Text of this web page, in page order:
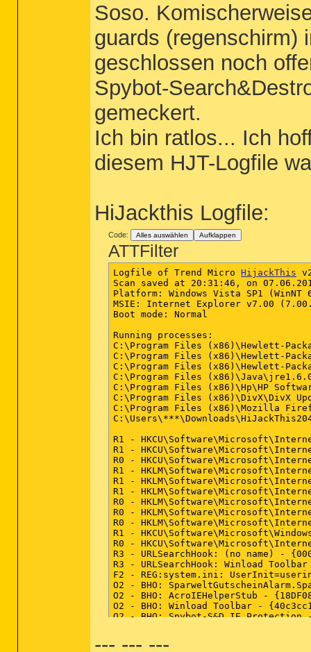
Soso.
guards (regenschirm)
geschlossen noch
Spybot-
gemeckert.
Ich bin ratlos... Ich
diesem HJT-Logfile
HiJackthis Logfile:
Code: Alles auswählen Aufklappen
ATTFilter
Logfile of Trend Micro HijackThis v2.0.4
Scan saved at 20:31:46, on 07.06.2010
Platform: Windows Vista SP1 (WinNT 6.00.1905)
MSIE: Internet Explorer v7.00 (7.00.6001.18444)
Boot mode: Normal

Running processes:
C:\Program Files (x86)\Hewlett-Packard\TouchSmart\Media\TSMAgent.exe
C:\Program Files (x86)\Hewlett-Packard\TouchSmart\Media\Kernel\CLML\CLMLSvc.exe
C:\Program Files (x86)\Hewlett-Packard\HP Quick Launch Buttons\QLBCTRL.exe
C:\Program Files (x86)\Java\jre1.6.0_07\bin\jusched.exe
C:\Program Files (x86)\Hp\HP Software Update\hpwuSchd2.exe
C:\Program Files (x86)\DivX\DivX Update\DivXUpdate.exe
C:\Program Files (x86)\Mozilla Firefox\firefox.exe
C:\Users\***\Downloads\HiJackThis204.exe

R1 - HKCU\Software\Microsoft\Internet Explorer\Main,Default_Page_URL = hxxp://ie.redirect.hp.com/svs/rdr?TYPE=3&tp=iehome&locale=de_de&c=91&bd=Pavilion&pf=cnnb
R1 - HKCU\Software\Microsoft\Internet Explorer\Main,Search Page = hxxp://go.microsoft.com/fwlink/?LinkId=54896
R0 - HKCU\Software\Microsoft\Internet Explorer\Main,Start Page = hxxp://search.conduit.com?SearchSource=10&ctid=CT2319825
R1 - HKLM\Software\Microsoft\Internet Explorer\Main,Default_Page_URL = hxxp://ie.redirect.hp.com/svs/rdr?TYPE=3&tp=iehome&locale=de_de&c=91&bd=Pavilion&pf=cnnb
R1 - HKLM\Software\Microsoft\Internet Explorer\Main,Default_Search_URL = hxxp://go.microsoft.com/fwlink/?LinkId=54896
R1 - HKLM\Software\Microsoft\Internet Explorer\Main,Search Page = hxxp://go.microsoft.com/fwlink/?LinkId=54896
R0 - HKLM\Software\Microsoft\Internet Explorer\Main,Start Page = hxxp://ie.redirect.hp.com/svs/rdr?TYPE=3&tp=iehome&locale=de_de&c=91&bd=Pavilion&pf=cnnb
R0 - HKLM\Software\Microsoft\Internet Explorer\Search,SearchAssistant = 
R0 - HKLM\Software\Microsoft\Internet Explorer\Search,CustomizeSearch = 
R1 - HKCU\Software\Microsoft\Windows\CurrentVersion\Internet Settings,ProxyServer = http=216.218.211.56:80
R0 - HKCU\Software\Microsoft\Internet Explorer\Toolbar,LinksFolderName = 
R3 - URLSearchHook: (no name) - {00000000-6E41-4FD3-8538-502F5495E5FC} - (no file)
R3 - URLSearchHook: Winload Toolbar - {40c3cc16-7269-4b32-9531-17f2950fb06f} - C:\Program Files (x86)\Winload\tbWinl.dll
F2 - REG:system.ini: UserInit=userinit.exe
O2 - BHO: SparweltGutscheinAlarm.Sparwelt_Gutschein_Tool - {10945114-b19f-4614-8450-b25e444a1020} - mscoree.dll (file missing)
O2 - BHO: AcroIEHelperStub
--- --- ---